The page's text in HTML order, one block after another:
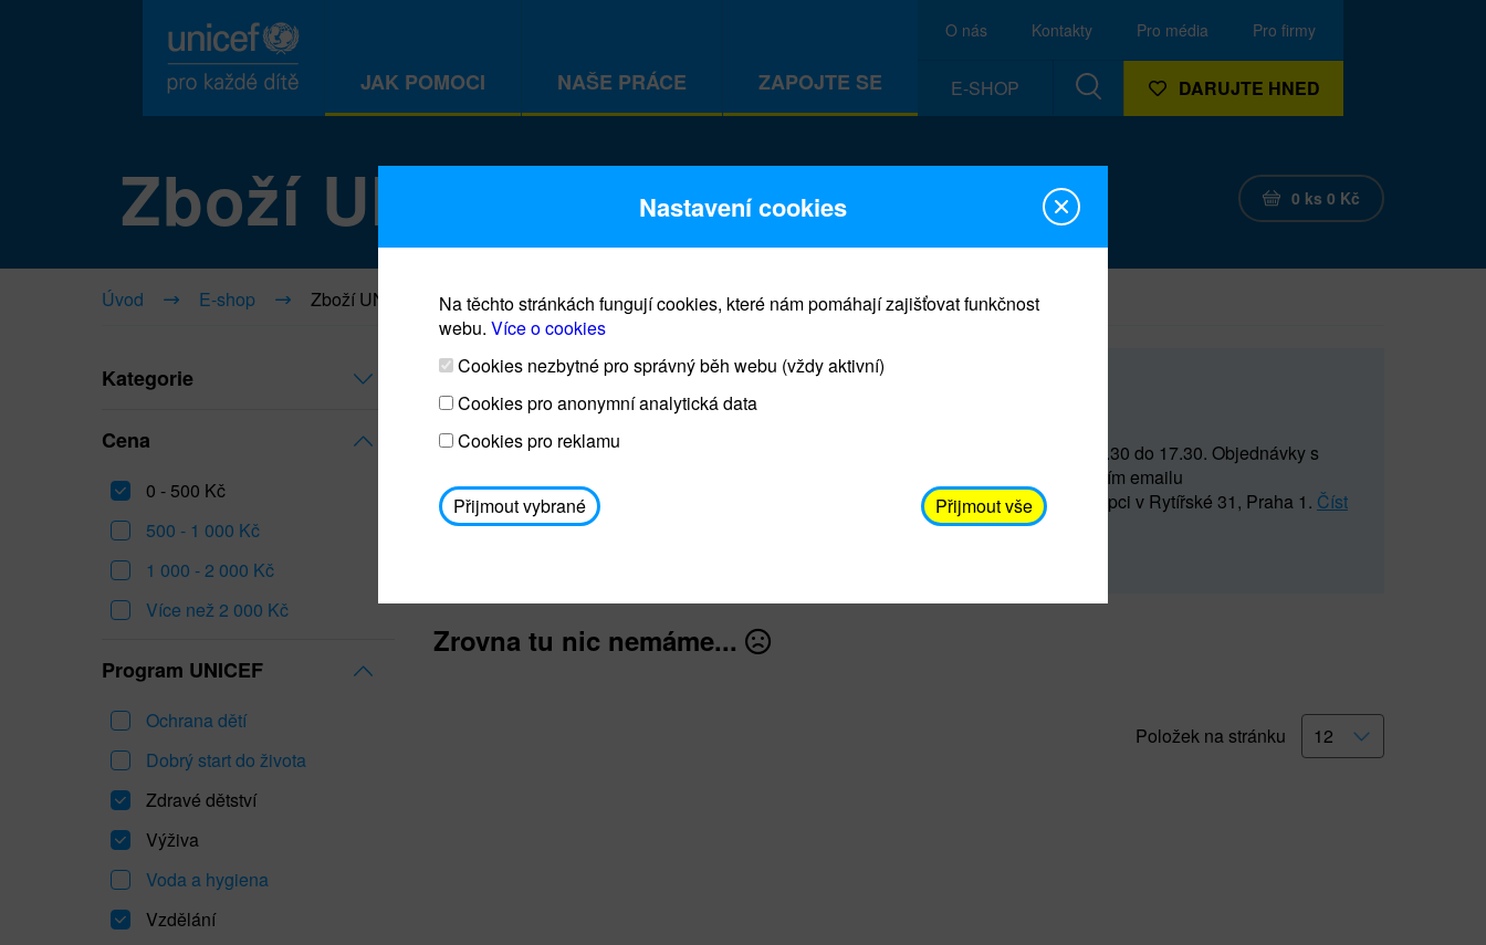
JAK POMOCI NAŠE PRÁCE ZAPOJTE SE
O nás Kontakty Pro média Pro firmy
E-SHOP DARUJTE HNED
Zboží UNICEF 0 ks 0 Kč
Úvod E-shop Zboží UNICEF
Kategorie
Cena
0 - 500 Kč
500 - 1 000 Kč
1 000 - 2 000 Kč
Více než 2 000 Kč
Program UNICEF
Ochrana dětí
Dobrý start do života
Zdravé dětství
Výživa
Voda a hygiena
Vzdělání
Prodej blahopřání a dárků UNICEF
Prodejna UNICEF bude otevřena každý čtvrtek o 11 do 15 a od 15.30 do 17.30. Objednávky s
osobním odběrem je možné vyzvednout po domluvě (prostřednictvím emailu
avodickova@unicef.cz nebo telefonním čísle 606 655 547) na recepci v Rytířské 31, Praha 1. Číst
dále
Zrovna tu nic nemáme...
Položek na stránku
Nastavení cookies
Na těchto stránkách fungují cookies, které nám pomáhají zajišťovat funkčnost
webu. Více o cookies
Cookies nezbytné pro správný běh webu (vždy aktivní)
Cookies pro anonymní analytická data
Cookies pro reklamu
Přijmout vybrané Přijmout vše